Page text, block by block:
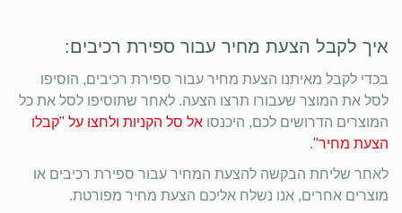
איך לקבל הצעת מחיר עבור ספירת רכיבים:
בכדי לקבל מאיתנו הצעת מחיר עבור ספירת רכיבים, הוסיפו
לסל את המוצר שעבורו תרצו הצעה. לאחר שתוסיפו לסל את כל
המוצרים הדרושים לכם, היכנסו אל סל הקניות ולחצו על "קבלו
הצעת מחיר".
לאחר שליחת הבקשה להצעת המחיר עבור ספירת רכיבים או
מוצרים אחרים, אנו נשלח אליכם הצעת מחיר מפורטת.